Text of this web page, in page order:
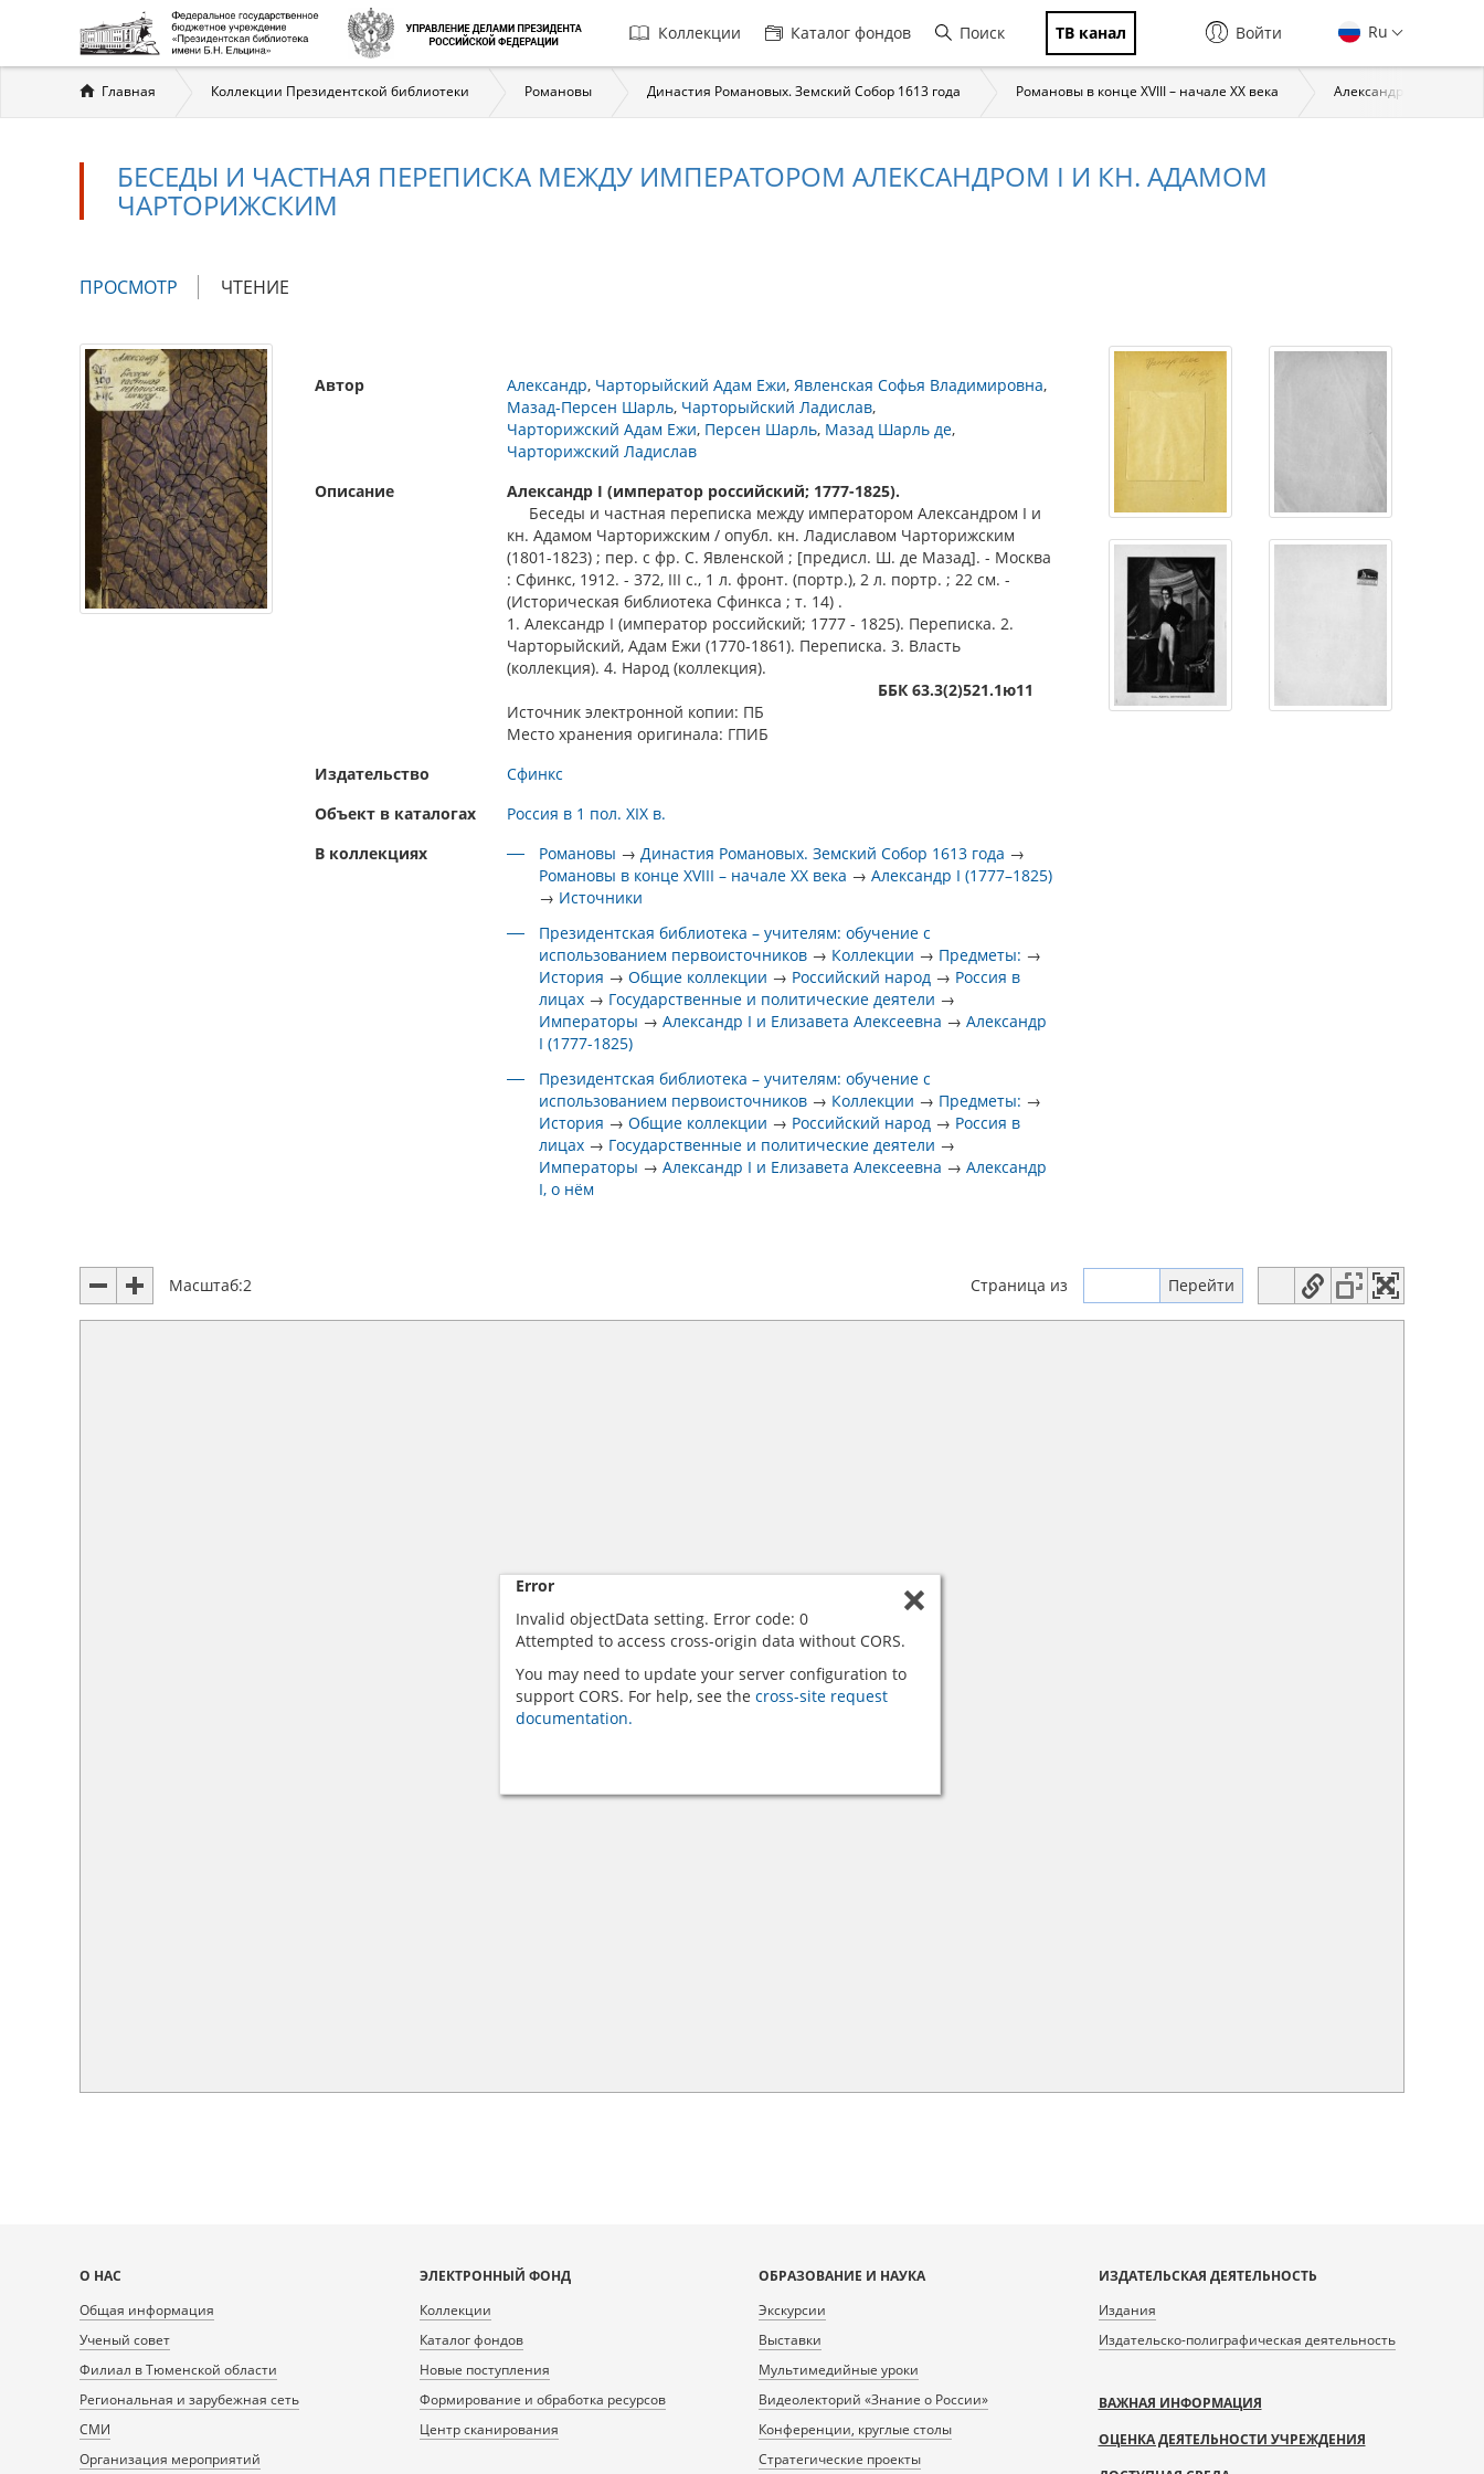
Главная
навигация
Коллекции Каталог фондов Поиск ТВ канал Ru
Войти
Вы
здесь
Главная Коллекции Президентской библиотеки Романовы Династия Романовых. Земский Собор 1613 года Романовы в конце XVIII – начале XX века Александр I
БЕСЕДЫ И ЧАСТНАЯ ПЕРЕПИСКА МЕЖДУ ИМПЕРАТОРОМ АЛЕКСАНДРОМ I И КН. АДАМОМ
ЧАРТОРИЖСКИМ
Главные
ПРОСМОТР (АКТИВНАЯ
ЧТЕНИЕ
Автор Александр Чарторыйский Адам Ежи Явленская Софья Владимировна
Мазад-Персен Шарль Чарторыйский Ладислав
Чарторижский Адам Ежи Персен Шарль Мазад Шарль де
Чарторижский Ладислав
Описание
Александр I (император российский; 1777-1825).
Беседы и частная переписка между императором Александром I и
кн. Адамом Чарторижским / опубл. кн. Ладиславом Чарторижским
(1801-1823) ; пер. с фр. С. Явленской ; [предисл. Ш. де Мазад]. - Москва
: Сфинкс, 1912. - 372, III с., 1 л. фронт. (портр.), 2 л. портр. ; 22 см. -
(Историческая библиотека Сфинкса ; т. 14) .
1. Александр I (император российский; 1777 - 1825). Переписка. 2.
Чарторыйский, Адам Ежи (1770-1861). Переписка. 3. Власть
(коллекция). 4. Народ (коллекция).
ББК 63.3(2)521.1ю11
Источник электронной копии: ПБ
Место хранения оригинала: ГПИБ
Издательство
Сфинкс
Объект в каталогах
Россия в 1 пол. XIX в.
В коллекциях
Романовы →Династия Романовых. Земский Собор 1613 года →
Романовы в конце XVIII – начале XX века →Александр I (1777–1825)
→ Источники
Президентская библиотека – учителям: обучение с
использованием первоисточников → Коллекции → Предметы: →
История →Общие коллекции → Российский народ → Россия в
лицах → Государственные и политические деятели →
Императоры →Александр I и Елизавета Алексеевна →Александр
I (1777-1825)
Президентская библиотека – учителям: обучение с
использованием первоисточников → Коллекции → Предметы: →
История →Общие коллекции → Российский народ → Россия в
лицах → Государственные и политические деятели →
Императоры →Александр I и Елизавета Алексеевна →Александр
I, о нём
Масштаб:2 Страница из
Error
Invalid objectData setting. Error code: 0
Attempted to access cross-origin data without CORS.
You may need to update your server configuration to
support CORS. For help, see the cross-site request
documentation.
Карта
сайта
О НАС
Общая информация
Ученый совет
Филиал в Тюменской области
Региональная и зарубежная сеть
СМИ
Организация мероприятий
ЭЛЕКТРОННЫЙ ФОНД
Коллекции
Каталог фондов
Новые поступления
Формирование и обработка ресурсов
Центр сканирования
ОБРАЗОВАНИЕ И НАУКА
Экскурсии
Выставки
Мультимедийные уроки
Видеолекторий «Знание о России»
Конференции, круглые столы
Стратегические проекты
ИЗДАТЕЛЬСКАЯ ДЕЯТЕЛЬНОСТЬ
Издания
Издательско-полиграфическая деятельность
ВАЖНАЯ ИНФОРМАЦИЯ
ОЦЕНКА ДЕЯТЕЛЬНОСТИ УЧРЕЖДЕНИЯ